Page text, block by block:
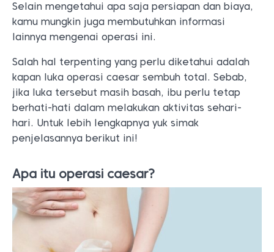
Selain mengetahui apa saja persiapan dan biaya,
kamu mungkin juga membutuhkan informasi
lainnya mengenai operasi ini.
Salah hal terpenting yang perlu diketahui adalah
kapan luka operasi caesar sembuh total. Sebab,
jika luka tersebut masih basah, ibu perlu tetap
berhati-hati dalam melakukan aktivitas sehari-
hari. Untuk lebih lengkapnya yuk simak
penjelasannya berikut ini!
Apa itu operasi caesar?